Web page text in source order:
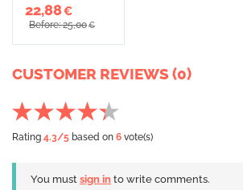
22,88€
Before: 25,00€
CUSTOMER REVIEWS (0)
Rating 4.3/5 based on 6 vote(s)
You must sign in to write comments.